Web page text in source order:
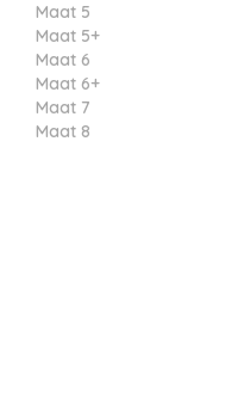
Maat 5
Maat 5+
Maat 6
Maat 6+
Maat 7
Maat 8